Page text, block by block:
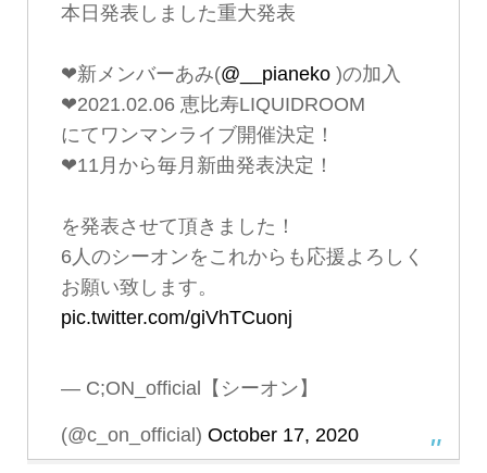
本日発表しました重大発表
❤︎新メンバーあみ(@__pianeko)の加入
❤︎2021.02.06 恵比寿LIQUIDROOM
にてワンマンライブ開催決定！
❤︎11月から毎月新曲発表決定！
を発表させて頂きました！
6人のシーオンをこれからも応援よろしく
お願い致します。
pic.twitter.com/giVhTCuonj
— C;ON_official【シーオン】
(@c_on_official) October 17, 2020